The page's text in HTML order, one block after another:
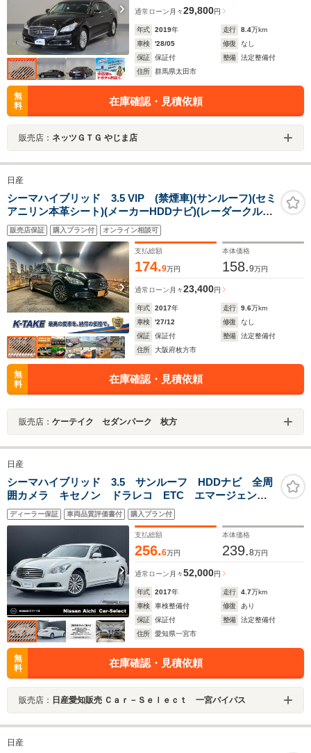
通常ローン 月々29,800円
年式 2019年 走行 8.4万km
車検
'28/05 修復
なし
保証
保証付 整備
法定整備付
住所
群馬県太田市
無
料
在庫確認・見積依頼
販売店： ネッツＧＴＧ やじま店
日産
シーマハイブリッド 3.5 VIP (禁煙車)(サンルーフ)(セミ
アニリン本革シート)(メーカーHDDナビ)(レーダークルー
ズ)(BOSE)(シートメモリー)(シートヒーター&クーラー)
(電動リアサンシェード)(純正18インチAW)
販売店保証 購入プラン付 オンライン相談可
支払総額
174.9万円
本体価格
158.9万円
通常ローン 月々23,400円
年式 2017年 走行 9.6万km
車検
'27/12 修復
なし
保証
保証付 整備
法定整備付
住所
大阪府枚方市
無
料
在庫確認・見積依頼
販売店： ケーテイク セダンパーク 枚方
日産
シーマハイブリッド 3.5 サンルーフ HDDナビ 全周
囲カメラ キセノン ドラレコ ETC エマージェンシ
ーブレーキ インテリジェントクルーズコントロール
リア電動サンシェード ワンオーナー
ディーラー保証 車両品質評価書付 購入プラン付
支払総額
256.6万円
本体価格
239.8万円
通常ローン 月々52,000円
年式 2017年 走行 4.7万km
車検
車検整備付 修復
あり
保証
保証付 整備
法定整備付
住所
愛知県一宮市
無
料
在庫確認・見積依頼
販売店： 日産愛知販売 Ｃａｒ－Ｓｅｌｅｃｔ 一宮バイパス
日産